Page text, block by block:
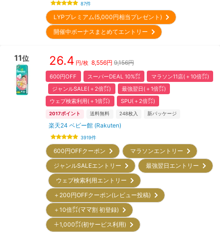
87件
LYPプレミアム(5,000円相当プレゼント)
開催中ボーナスまとめてエントリー
11位 26.4 円/枚 8,556円 9,156円
600円OFF スーパーDEAL 10%㌽
マラソン11店(＋10倍㌽)
ジャンルSALE(＋2倍㌽)
最強翌日(＋1倍㌽)
ウェブ検索利用(＋1倍㌽)
SPU(＋2倍㌽)
2017ポイント 送料無料 248枚入 新パッケージ
楽天24 ベビー館 (Rakuten)
3919件
600円OFFクーポン
マラソンエントリー
ジャンルSALEエントリー
最強翌日エントリー
ウェブ検索利用エントリー
＋200円OFFクーポン(レビュー投稿)
＋10倍㌽(ママ割 初登録)
＋1,000㌽(初サービス利用)